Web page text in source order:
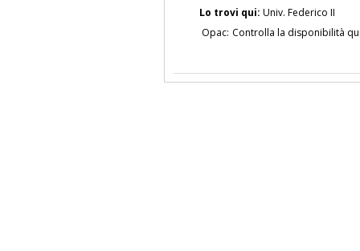
Lo trovi qui: Univ. Federico II
Opac: Controlla la disponibilità